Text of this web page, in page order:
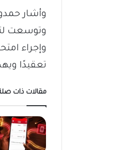
وأشار
وتوسعت
وإجراء
تعقيدًا
مقالات ذات